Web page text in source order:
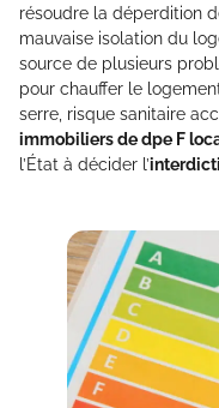
résoudre la déperdition
mauvaise isolation du
source de plusieurs
pour chauffer le
serre, risque sanitaire
immobiliers de dpe F
l’État à décider l’